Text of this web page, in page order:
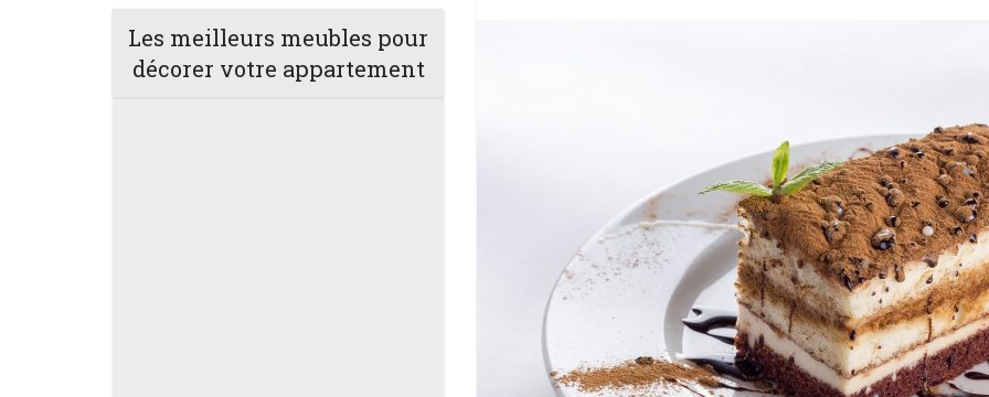
Les meilleurs meubles pour
décorer votre appartement